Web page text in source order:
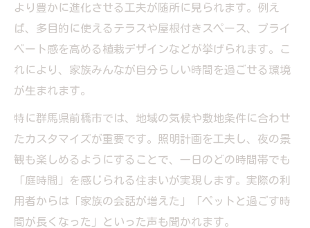
より豊かに進化させる工夫が随所に見られます。例え
ば、多目的に使えるテラスや屋根付きスペース、プライ
ベート感を高める植栽デザインなどが挙げられます。こ
れにより、家族みんなが自分らしい時間を過ごせる環境
が生まれます。
特に群馬県前橋市では、地域の気候や敷地条件に合わせ
たカスタマイズが重要です。照明計画を工夫し、夜の景
観も楽しめるようにすることで、一日のどの時間帯でも
「庭時間」を感じられる住まいが実現します。実際の利
用者からは「家族の会話が増えた」「ペットと過ごす時
間が長くなった」といった声も聞かれます。